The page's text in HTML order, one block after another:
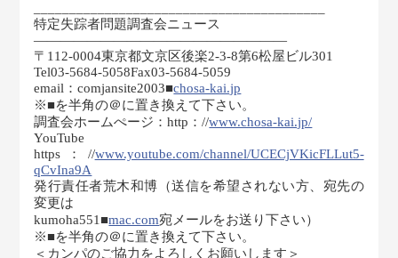
特定失踪者問題調査会ニュース
———————————————————
〒112-0004東京都文京区後楽2-3-8第6松屋ビル301
Tel03-5684-5058Fax03-5684-5059
email：comjansite2003■chosa-kai.jp
※■を半角の＠に置き換えて下さい。
調査会ホームぺージ：http：//www.chosa-kai.jp/
YouTube
https：//www.youtube.com/channel/UCECjVKicFLLut5-
qCvIna9A
発行責任者荒木和博（送信を希望されない方、宛先の
変更は
kumoha551■mac.com宛メールをお送り下さい）
※■を半角の＠に置き換えて下さい。
＜カンパのご協力をよろしくお願いします＞